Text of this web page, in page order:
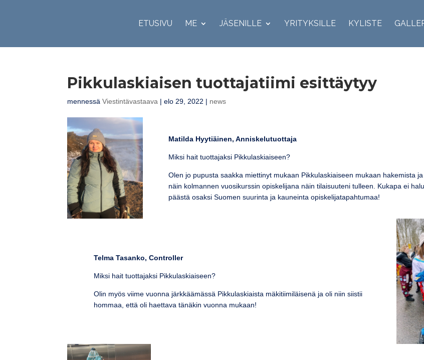
ETUSIVU ME JÄSENILLE YRITYKSILLE KYLISTE
Pikkulaskiaisen tuottajatiimi esittäytyy
mennessäViestintävastaava |elo 29, 2022 | news
Matilda Hyytiäinen, Anniskelutuottaja
Miksi hait tuottajaksi Pikkulaskiaiseen?
Olen jo pupusta saakka miettinyt mukaan Pikkulaskiaiseen mukaan hakemista
näin kolmannen vuosikurssin opiskelijana näin tilaisuuteni tulleen. Kukapa ei
päästä osaksi Suomen suurinta ja kauneinta opiskelijatapahtumaa!
Telma Tasanko, Controller
Miksi hait tuottajaksi Pikkulaskiaiseen?
Olin myös viime vuonna järkkäämässä Pikkulaskiaista mäkitiimiläisenä ja oli niin siistii
hommaa, että oli haettava tänäkin vuonna mukaan!